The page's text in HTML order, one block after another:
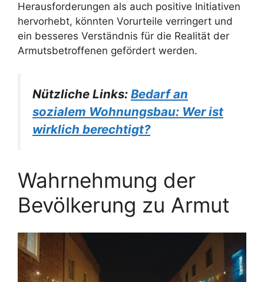
Herausforderungen als auch positive Initiativen
hervorhebt, könnten Vorurteile verringert und
ein besseres Verständnis für die Realität der
Armutsbetroffenen gefördert werden.
Nützliche Links: Bedarf an
sozialem Wohnungsbau: Wer ist
wirklich berechtigt?
Wahrnehmung der
Bevölkerung zu Armut